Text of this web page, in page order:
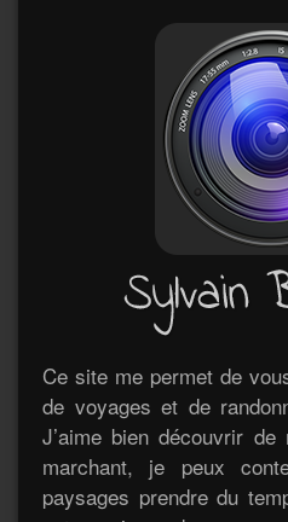
Ce site me permet de
de voyages et de
J’aime bien découvrir
marchant, je peux
paysages prendre du